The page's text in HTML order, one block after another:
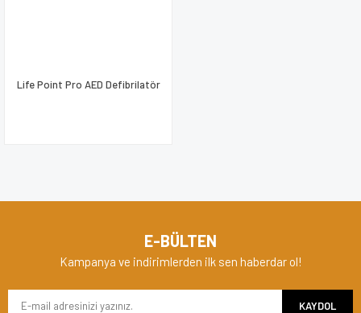
Life Point Pro AED Defibrilatör
E-BÜLTEN
Kampanya ve indirimlerden ilk sen haberdar ol!
KAYDOL